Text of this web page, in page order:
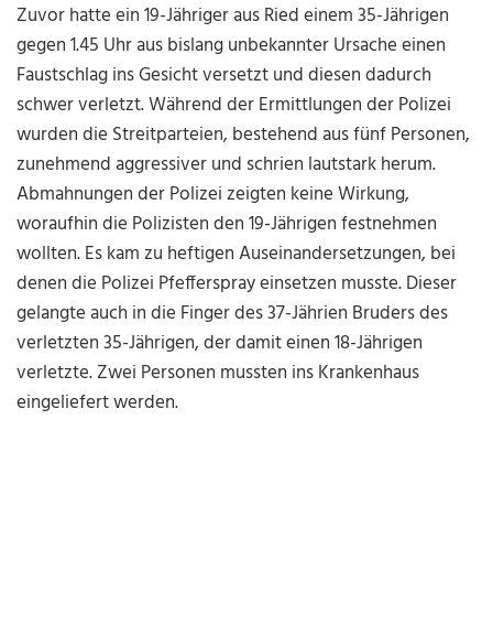
Zuvor hatte ein 19-Jähriger aus Ried einem 35-Jährigen
gegen 1.45 Uhr aus bislang unbekannter Ursache einen
Faustschlag ins Gesicht versetzt und diesen dadurch
schwer verletzt. Während der Ermittlungen der Polizei
wurden die Streitparteien, bestehend aus fünf Personen,
zunehmend aggressiver und schrien lautstark herum.
Abmahnungen der Polizei zeigten keine Wirkung,
woraufhin die Polizisten den 19-Jährigen festnehmen
wollten. Es kam zu heftigen Auseinandersetzungen, bei
denen die Polizei Pfefferspray einsetzen musste. Dieser
gelangte auch in die Finger des 37-Jährien Bruders des
verletzten 35-Jährigen, der damit einen 18-Jährigen
verletzte. Zwei Personen mussten ins Krankenhaus
eingeliefert werden.